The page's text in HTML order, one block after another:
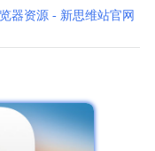
器资源 - 新思维站官网